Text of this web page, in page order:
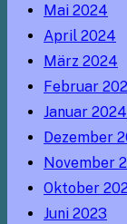
Mai 2024
April 2024
März 2024
Februar
Januar 2024
Dezember
November
Oktober
Juni 2023